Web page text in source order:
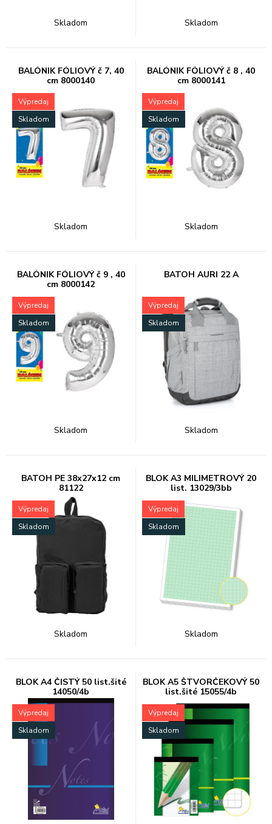
Skladom Skladom
BALÓNIK FÓLIOVÝ č 7, 40
cm 8000140
Výpredaj
Skladom
Skladom
BALÓNIK FÓLIOVÝ č 8 , 40
cm 8000141
Výpredaj
Skladom
Skladom
BALÓNIK FÓLIOVÝ č 9 , 40
cm 8000142
Výpredaj
Skladom
Skladom
BATOH AURI 22 A
Výpredaj
Skladom
Skladom
BATOH PE 38x27x12 cm
81122
Výpredaj
Skladom
Skladom
BLOK A3 MILIMETROVÝ 20
list. 13029/3bb
Výpredaj
Skladom
Skladom
BLOK A4 ČISTÝ 50 list.šité
14050/4b
Výpredaj
Skladom
BLOK A5 ŠTVORČEKOVÝ 50
list.šité 15055/4b
Výpredaj
Skladom